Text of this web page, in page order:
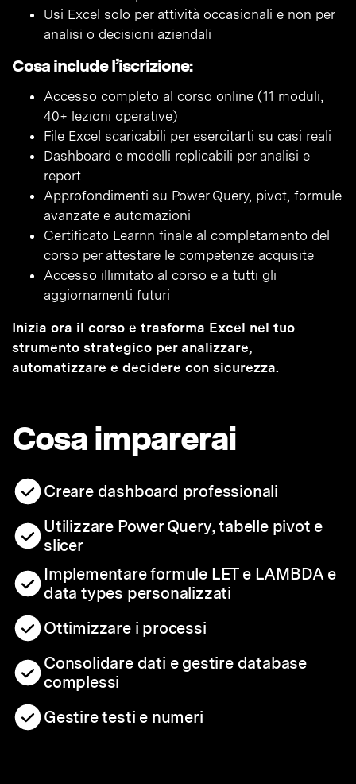
Usi Excel solo per attività occasionali e non per
analisi o decisioni aziendali
Cosa include l’iscrizione:
Accesso completo al corso online (11 moduli,
40+ lezioni operative)
File Excel scaricabili per esercitarti su casi reali
Dashboard e modelli replicabili per analisi e
report
Approfondimenti su Power Query, pivot, formule
avanzate e automazioni
Certificato Learnn finale al completamento del
corso per attestare le competenze acquisite
Accesso illimitato al corso e a tutti gli
aggiornamenti futuri
Inizia ora il corso e trasforma Excel nel tuo
strumento strategico per analizzare,
automatizzare e decidere con sicurezza.
Cosa imparerai
Creare dashboard professionali
Utilizzare Power Query, tabelle pivot e
slicer
Implementare formule LET e LAMBDA e
data types personalizzati
Ottimizzare i processi
Consolidare dati e gestire database
complessi
Gestire testi e numeri